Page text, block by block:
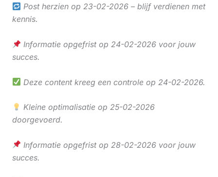
Post herzien op 23-02-2026 – blijf verdienen met
kennis.
Informatie opgefrist op 24-02-2026 voor jouw
succes.
Deze content kreeg een controle op 24-02-2026.
Kleine optimalisatie op 25-02-2026
doorgevoerd.
Informatie opgefrist op 28-02-2026 voor jouw
succes.